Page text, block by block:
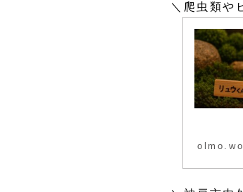
＼爬虫類や